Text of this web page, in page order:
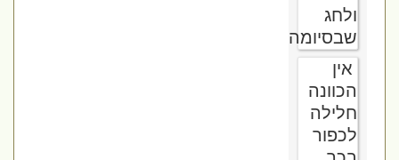
ולחג
שבסיומה.
אין
הכוונה
חלילה
לכפור